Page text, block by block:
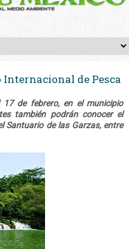
Internacional de Pesca
de febrero, en el municipio
también podrán conocer el
Santuario de las Garzas, entre